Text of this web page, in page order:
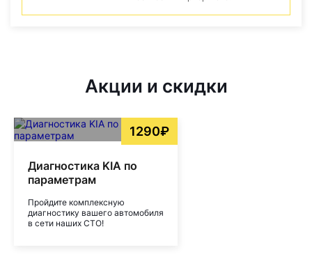
Акции и скидки
1290₽
Диагностика KIA по
параметрам
Пройдите комплексную
диагностику вашего автомобиля
в сети наших СТО!